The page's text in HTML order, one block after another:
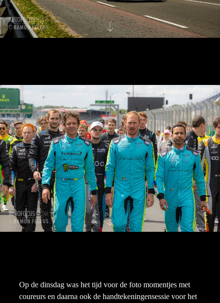
Op de dinsdag was het tijd voor de foto momentjes met
coureurs en daarna ook de handtekeningensessie voor het